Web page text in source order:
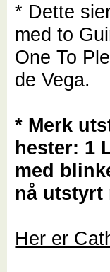
* Dette
med to
One To
de Vega.
* Merk
hester: 1
med
nå utstyrt
Her er